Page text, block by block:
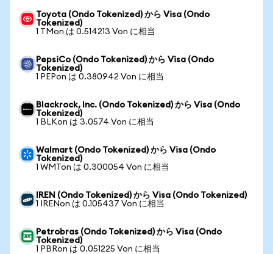
Toyota (Ondo Tokenized) から Visa (Ondo
Tokenized)
1 TMon は 0.514213 Von に相当
PepsiCo (Ondo Tokenized) から Visa (Ondo
Tokenized)
1 PEPon は 0.380942 Von に相当
Blackrock, Inc. (Ondo Tokenized) から Visa (Ondo
Tokenized)
1 BLKon は 3.0574 Von に相当
Walmart (Ondo Tokenized) から Visa (Ondo
Tokenized)
1 WMTon は 0.300054 Von に相当
IREN (Ondo Tokenized) から Visa (Ondo Tokenized)
1 IRENon は 0.105437 Von に相当
Petrobras (Ondo Tokenized) から Visa (Ondo
Tokenized)
1 PBRon は 0.051225 Von に相当